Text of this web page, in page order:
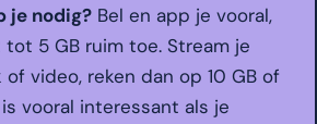
je nodig? Bel en app je vooral,
5 GB ruim toe. Stream je
video, reken dan op 10 GB of
vooral interessant als je